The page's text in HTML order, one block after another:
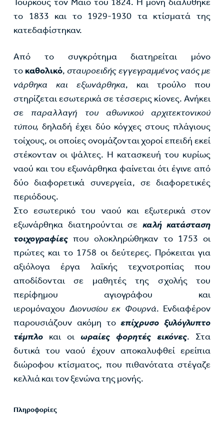
το 1833 και το 1929-1930 τα κτίσματά της
κατεδαφίστηκαν.
Από το συγκρότημα διατηρείται μόνο
το καθολικό,σταυροειδής εγγεγραμμένος ναός με
νάρθηκα και εξωνάρθηκα, και τρούλο που
στηρίζεται εσωτερικά σε τέσσερις κίονες. Ανήκει
σε παραλλαγή του αθωνικού αρχιτεκτονικού
τύπου, δηλαδή έχει δύο κόγχες στους πλάγιους
τοίχους, οι οποίες ονομάζονται χοροί επειδή εκεί
στέκονταν οι ψάλτες. Η κατασκευή του κυρίως
ναού και του εξωνάρθηκα φαίνεται ότι έγινε από
δύο διαφορετικά συνεργεία, σε διαφορετικές
περιόδους.
Στο εσωτερικό του ναού και εξωτερικά στον
εξωνάρθηκα διατηρούνται σε καλή κατάσταση
τοιχογραφίες που ολοκληρώθηκαν το 1753 οι
πρώτες και το 1758 οι δεύτερες. Πρόκειται για
αξιόλογα έργα λαϊκής τεχνοτροπίας που
αποδίδονται σε μαθητές της σχολής του
περίφημου αγιογράφου και
ιερομόναχου Διονυσίου εκ Φουρνά. Ενδιαφέρον
παρουσιάζουν ακόμη τοεπίχρυσο ξυλόγλυπτο
τέμπλο και οι ωραίες φορητές εικόνες. Στα
δυτικά του ναού έχουν αποκαλυφθεί ερείπια
διώροφου κτίσματος, που πιθανότατα στέγαζε
κελλιά και τον ξενώνα της μονής.
Πληροφορίες